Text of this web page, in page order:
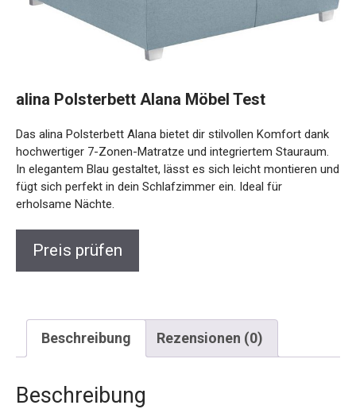
alina Polsterbett Alana Möbel Test
Das alina Polsterbett Alana bietet dir stilvollen Komfort dank
hochwertiger 7-Zonen-Matratze und integriertem Stauraum.
In elegantem Blau gestaltet, lässt es sich leicht montieren und
fügt sich perfekt in dein Schlafzimmer ein. Ideal für
erholsame Nächte.
Preis prüfen
Beschreibung Rezensionen (0)
Beschreibung